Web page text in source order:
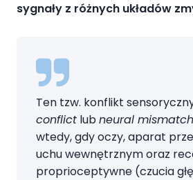
sygnały z różnych układów
Ten tzw. konflikt
conflict lubneural mismatch
wtedy, gdy oczy, aparat
uchu wewnętrznym oraz
proprioceptywne (czucia